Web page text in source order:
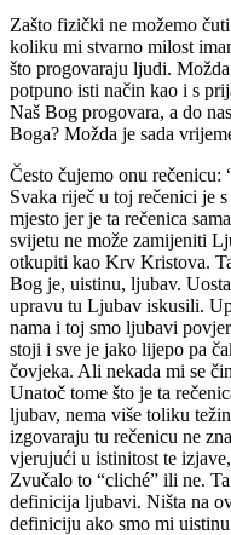
Zašto fizički ne možemo
koliku mi stvarno milost
što progovaraju ljudi.
potpuno isti način kao i s
Naš Bog progovara, a do
Boga? Možda je sada
Često čujemo onu rečenicu:
Svaka riječ u toj rečenici je
mjesto jer je ta rečenica
svijetu ne može zamijeniti
otkupiti kao Krv Kristova.
Bog je, uistinu, ljubav.
upravu tu Ljubav iskusili.
nama i toj smo ljubavi
stoji i sve je jako lijepo pa
čovjeka. Ali nekada mi se
Unatoč tome što je ta
ljubav, nema više toliku
izgovaraju tu rečenicu ne
vjerujući u istinitost te
Zvučalo to “cliché” ili ne.
definicija ljubavi. Ništa na
definiciju ako smo mi